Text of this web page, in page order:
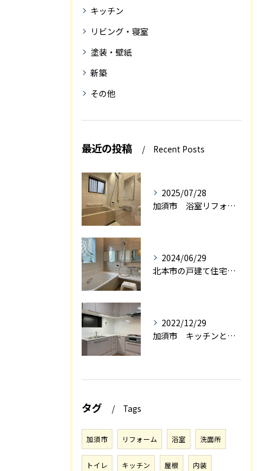
キッチン
リビング・寝室
塗装・壁紙
新築
その他
最近の投稿 Recent Posts
2025/07/28
加須市 浴室リフォーム
2024/06/29
北本市の戸建て住宅の浴室リフォーム
2022/12/29
加須市 キッチンと和室を一体感の有るＬＤＫにリフォーム エアロック施工
タグ Tags
加須市 リフォーム 浴室 洗面所
トイレ キッチン 屋根 内装